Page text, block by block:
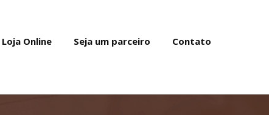
Loja Online Seja um parceiro Contato